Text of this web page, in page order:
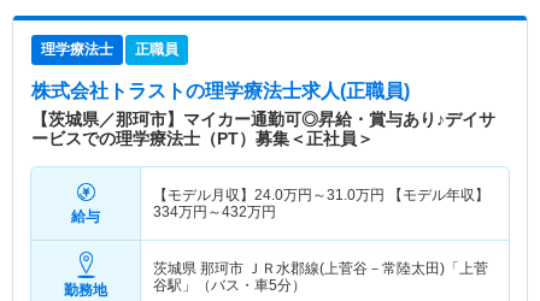
理学療法士 正職員
株式会社トラストの理学療法士求人(正職員)
【茨城県／那珂市】マイカー通勤可◎昇給・賞与あり♪デイサ
ービスでの理学療法士（PT）募集＜正社員＞
給与
【モデル月収】 24.0万円～31.0万円
【モデル年収】
334万円～432万円
勤務地
茨城県 那珂市 ＪＲ水郡線(上菅谷－常陸太田)「上菅
谷駅」（バス・車5分）